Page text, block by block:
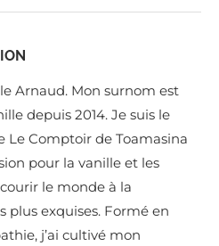
Arnaud. Mon surnom est
depuis 2014. Je suis le
Le Comptoir de Toamasina
pour la vanille et les
le monde à la
plus exquises. Formé en
j’ai cultivé mon